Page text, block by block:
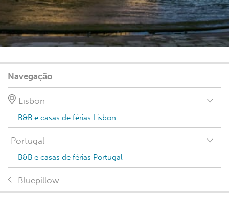
Navegação
Lisbon
B&B e casas de férias Lisbon
Portugal
B&B e casas de férias Portugal
Bluepillow